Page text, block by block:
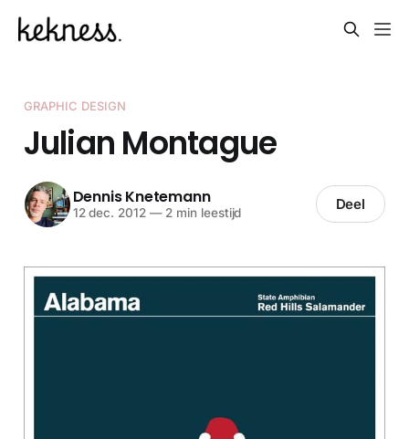
GRAPHIC DESIGN
Julian Montague
Dennis Knetemann
12 dec. 2012 —2 min leestijd Deel